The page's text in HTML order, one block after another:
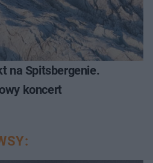
na Spitsbergenie.
koncert